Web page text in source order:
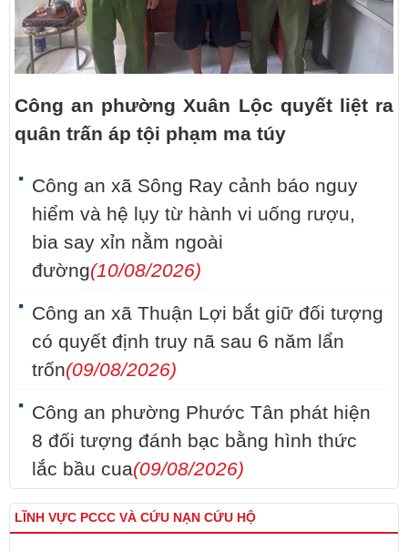
Công an phường Xuân Lộc quyết liệt ra
quân trấn áp tội phạm ma túy
Công an xã Sông Ray cảnh báo nguy
hiểm và hệ lụy từ hành vi uống rượu,
bia say xỉn nằm ngoài
đường(10/08/2026)
Công an xã Thuận Lợi bắt giữ đối tượng
có quyết định truy nã sau 6 năm lẩn
trốn(09/08/2026)
Công an phường Phước Tân phát hiện
8 đối tượng đánh bạc bằng hình thức
lắc bầu cua(09/08/2026)
LĨNH VỰC PCCC VÀ CỨU NẠN CỨU HỘ